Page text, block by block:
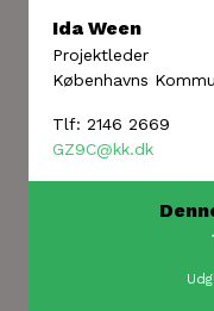
Ida Ween
Projektleder
Københavns
Tlf: 2146 2669
GZ9C@kk.dk